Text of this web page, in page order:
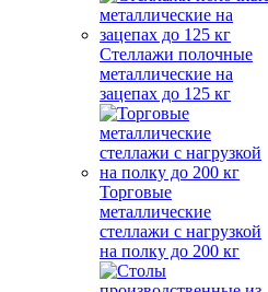
Стеллажи полочные
металлические на
зацепах до 125 кг
Торговые
металлические
стеллажи с нагрузкой
на полку до 200 кг